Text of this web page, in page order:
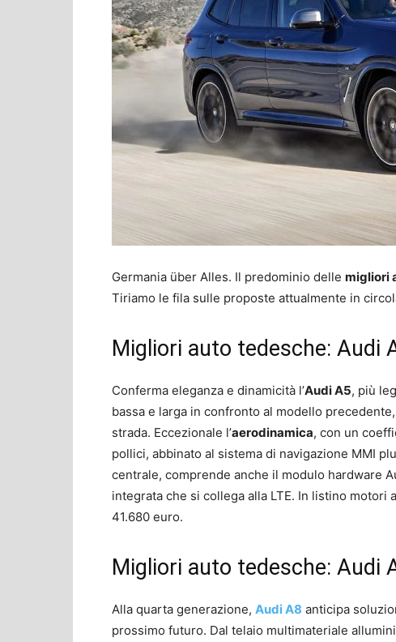
Germania über Alles. Il predominio delle migliori
Tiriamo le fila sulle proposte attualmente in
Migliori auto tedesche: Audi
Conferma eleganza e dinamicità l’Audi A5, più
bassa e larga in confronto al modello
strada. Eccezionale l’aerodinamica, con un
pollici, abbinato al sistema di navigazione MMI
centrale, comprende anche il modulo hardware
integrata che si collega alla LTE. In listino
41.680 euro.
Migliori auto tedesche: Audi
Alla quarta generazione, Audi A8 anticipa
prossimo futuro. Dal telaio multimateriale